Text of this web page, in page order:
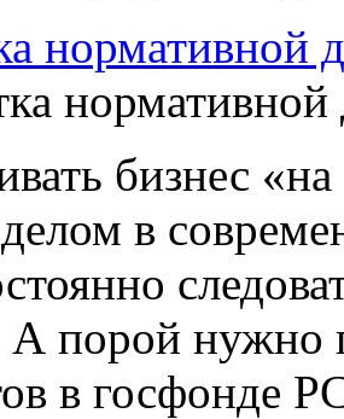
нормативной
бизнес «на
в
порой нужно
в госфонде